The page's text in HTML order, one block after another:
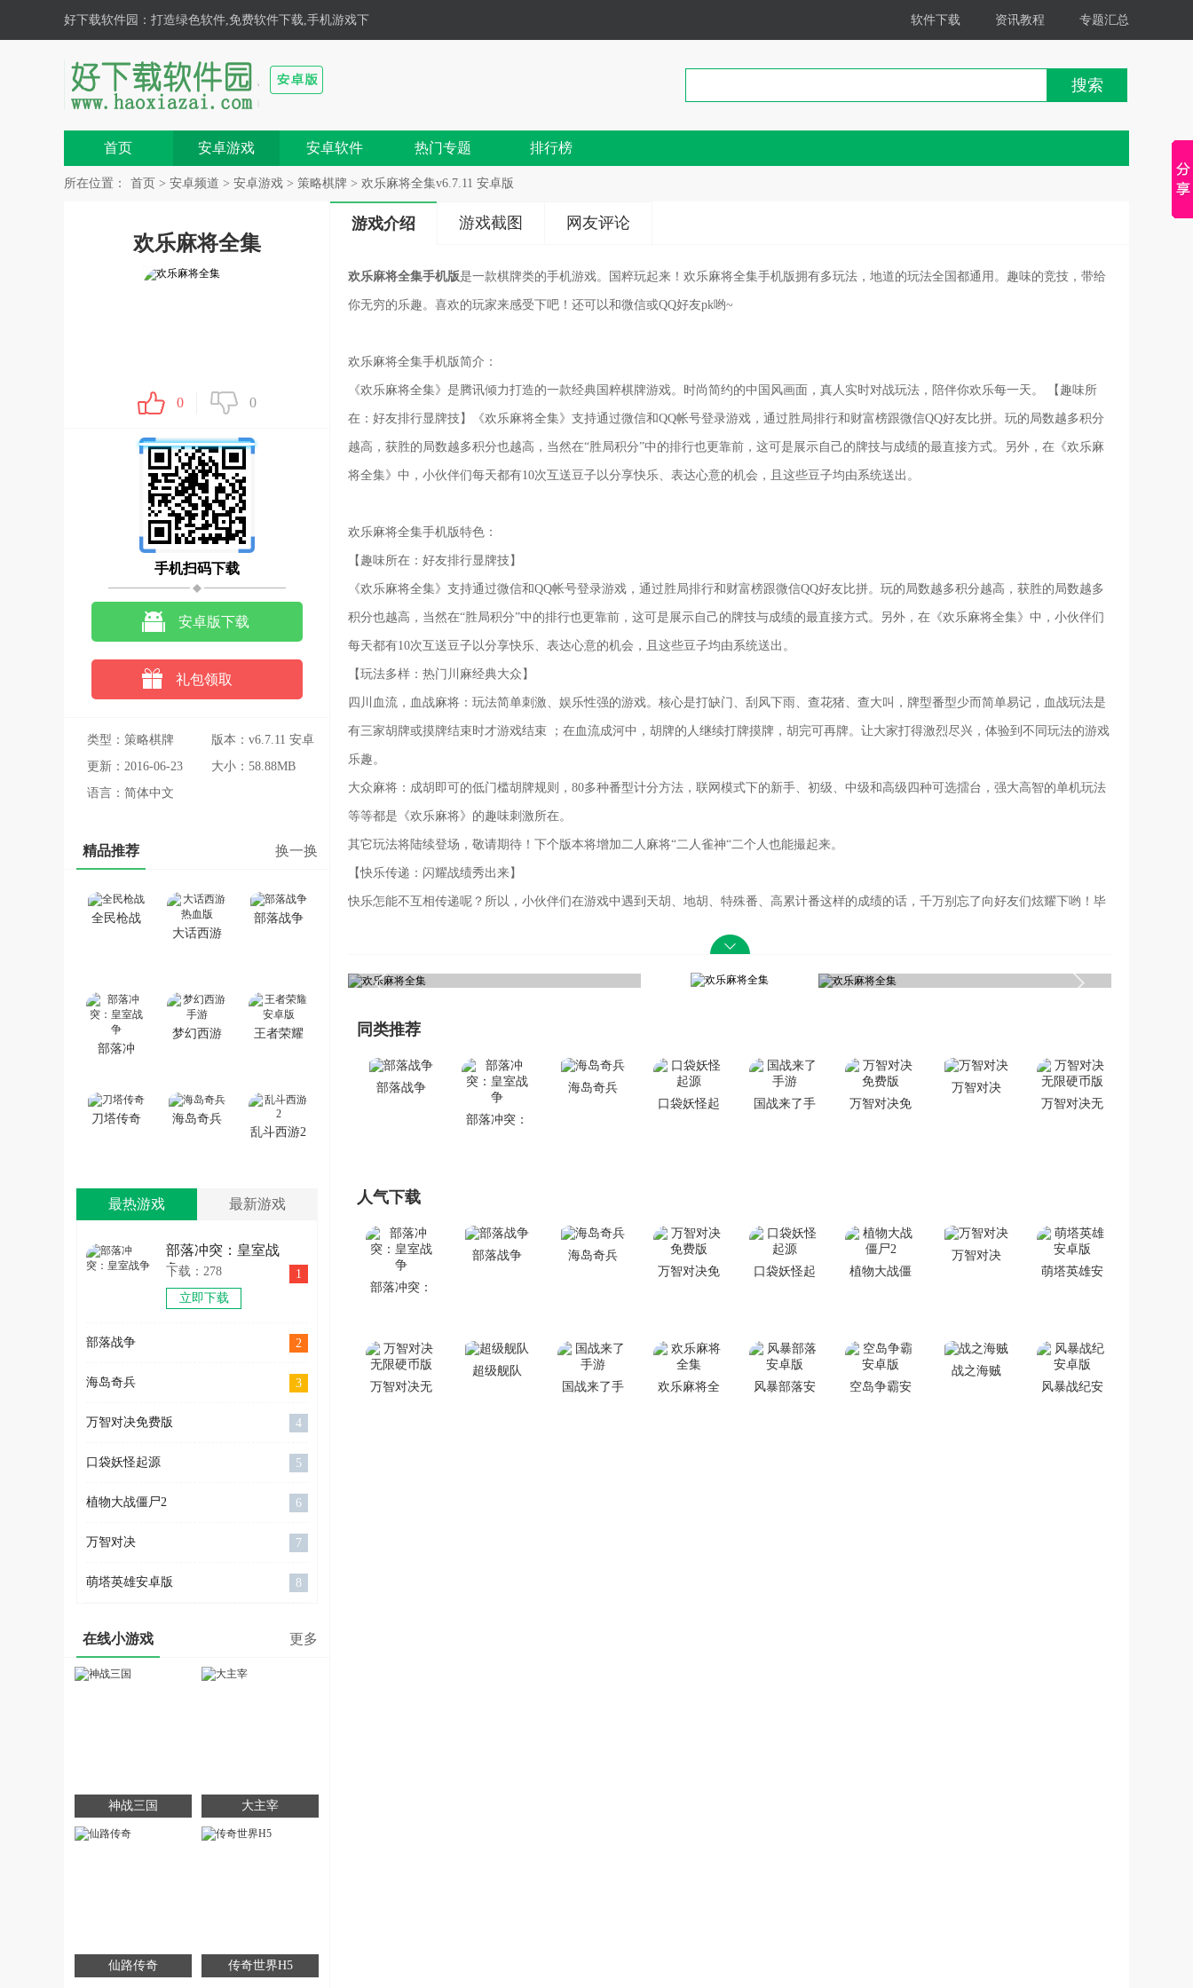
好下载软件园 ：打造绿色软件,免费软件下载,手机游戏下
载,安卓游戏,手机软件下载基地！
软件下载 资讯教程 专题汇总
搜索
首页 安卓游戏 安卓软件 热门专题 排行榜
所在位置： 首页 > 安卓频道 > 安卓游戏 > 策略棋牌 > 欢乐麻将全集v6.7.11 安卓版
欢乐麻将全集
0 0
手机扫码下载
安卓版下载
礼包领取
类型：策略棋牌
版本：v6.7.11 安卓
版
更新：2016-06-23
大小：58.88MB
语言：简体中文
精品推荐 换一换
全民枪战
大话西游
部落战争
部落冲
战争
梦幻西游
王者荣耀
刀塔传奇
海岛奇兵
乱斗西游2
最热游戏 最新游戏
部落冲突：皇室战
争
下载：278
立即下载
1
部落战争 2
海岛奇兵 3
万智对决免费版 4
口袋妖怪起源 5
植物大战僵尸2 6
万智对决 7
萌塔英雄安卓版 8
在线小游戏 更多
神战三国 大主宰
仙路传奇 传奇世界H5
游戏介绍 游戏截图 网友评论
欢乐麻将全集手机版是一款棋牌类的手机游戏。国粹玩起来！欢乐麻将全集手机版拥有多玩法，地道的玩法全国都通用。趣味的竞技，带给
你无穷的乐趣。喜欢的玩家来感受下吧！还可以和微信或QQ好友pk哟~
欢乐麻将全集手机版简介：
《欢乐麻将全集》是腾讯倾力打造的一款经典国粹棋牌游戏。时尚简约的中国风画面，真人实时对战玩法，陪伴你欢乐每一天。 【趣味所
在：好友排行显牌技】《欢乐麻将全集》支持通过微信和QQ帐号登录游戏，通过胜局排行和财富榜跟微信QQ好友比拼。玩的局数越多积分
越高，获胜的局数越多积分也越高，当然在“胜局积分”中的排行也更靠前，这可是展示自己的牌技与成绩的最直接方式。另外，在《欢乐麻
将全集》中，小伙伴们每天都有10次互送豆子以分享快乐、表达心意的机会，且这些豆子均由系统送出。
欢乐麻将全集手机版特色：
【趣味所在：好友排行显牌技】
《欢乐麻将全集》支持通过微信和QQ帐号登录游戏，通过胜局排行和财富榜跟微信QQ好友比拼。玩的局数越多积分越高，获胜的局数越多
积分也越高，当然在“胜局积分”中的排行也更靠前，这可是展示自己的牌技与成绩的最直接方式。另外，在《欢乐麻将全集》中，小伙伴们
每天都有10次互送豆子以分享快乐、表达心意的机会，且这些豆子均由系统送出。
【玩法多样：热门川麻经典大众】
四川血流，血战麻将：玩法简单刺激、娱乐性强的游戏。核心是打缺门、刮风下雨、查花猪、查大叫，牌型番型少而简单易记，血战玩法是
有三家胡牌或摸牌结束时才游戏结束 ；在血流成河中，胡牌的人继续打牌摸牌，胡完可再牌。让大家打得激烈尽兴，体验到不同玩法的游戏
乐趣。
大众麻将：成胡即可的低门槛胡牌规则，80多种番型计分方法，联网模式下的新手、初级、中级和高级四种可选擂台，强大高智的单机玩法
等等都是《欢乐麻将》的趣味刺激所在。
其它玩法将陆续登场，敬请期待！下个版本将增加二人麻将“二人雀神“二个人也能撮起来。
【快乐传递：闪耀战绩秀出来】
快乐怎能不互相传递呢？所以，小伙伴们在游戏中遇到天胡、地胡、特殊番、高累计番这样的成绩的话，千万别忘了向好友们炫耀下哟！毕
同类推荐
部落战争
部落冲突：
海岛奇兵
口袋妖怪起
国战来了手
万智对决免
万智对决
万智对决无
人气下载
部落冲突：
部落战争
海岛奇兵
万智对决免
口袋妖怪起
植物大战僵
万智对决
萌塔英雄安
万智对决无
超级舰队
国战来了手
欢乐麻将全
风暴部落安
空岛争霸安
战之海贼
风暴战纪安